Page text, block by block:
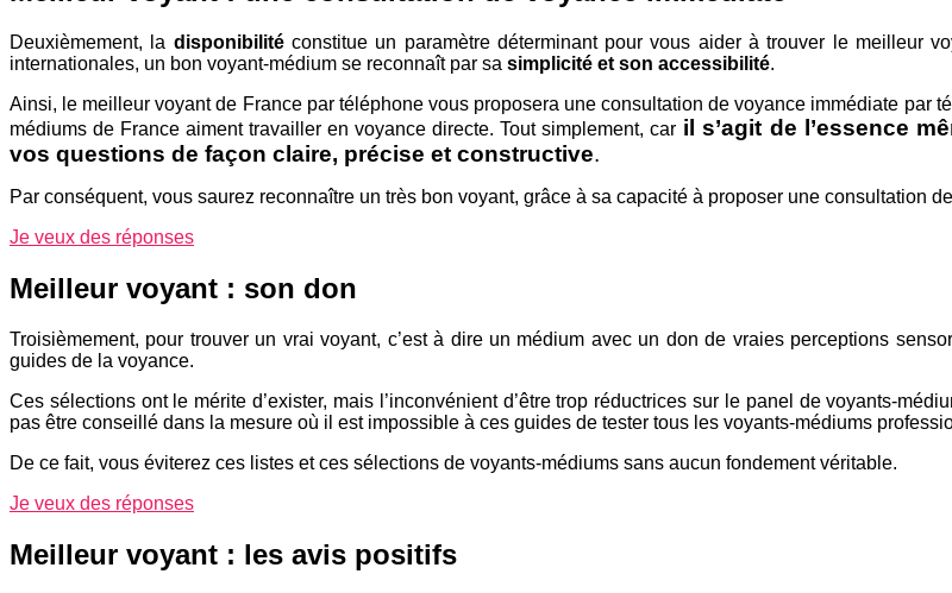
Deuxièmement, la disponibilitéconstitue un paramètre déterminant pour vous aider à trouver le meilleur
internationales, un bon voyant-médium se reconnaît par sa simplicité et son accessibilité.
Ainsi, le meilleur voyant de France par téléphone vous proposera une consultation de voyance immédiate par
médiums de France aiment travailler en voyance directe. Tout simplement, car il s’agit de l’essence
vos questions de façon claire, précise et constructive.
Par conséquent, vous saurez reconnaître un très bon voyant, grâce à sa capacité à proposer une consultation
Je veux des réponses
Meilleur voyant : son don
Troisièmement, pour trouver un vrai voyant, c’est à dire un médium avec un don de vraies perceptions
guides de la voyance.
Ces sélections ont le mérite d’exister, mais l’inconvénient d’être trop réductrices sur le panel de voyants-
pas être conseillé dans la mesure où il est impossible à ces guides de tester tous les voyants-médiums
De ce fait, vous éviterez ces listes et ces sélections de voyants-médiums sans aucun fondement véritable.
Je veux des réponses
Meilleur voyant : les avis positifs